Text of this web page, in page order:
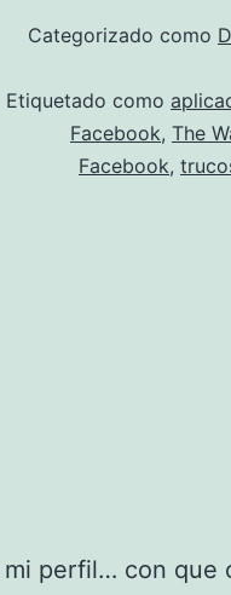
Categorizado como
Etiquetado como
Facebook, The
Facebook,
perfil… con que